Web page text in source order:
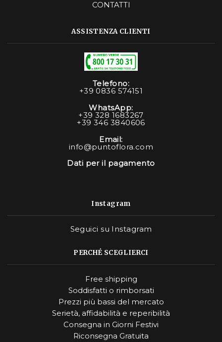
CONTATTI
ASSISTENZA CLIENTI
Telefono:
+39 0836 574151
WhatsApp:
+39 328 1683267
+39 346 3840606
Email:
info@puntoflora.com
Dati per il pagamento
Instagram
Seguici su Instagram
PERCHÉ SCEGLIERCI
Free shipping
Soddisfatti o rimborsati
Prezzi più bassi del mercato
Serietà, affidabilità e reperibilità
Consegna in Giorni Festivi
Riconsegna Gratuita